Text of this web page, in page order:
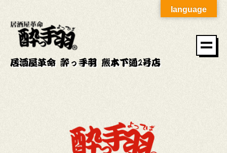
居酒屋革命 酔っ手羽 熊本下通2号店
language